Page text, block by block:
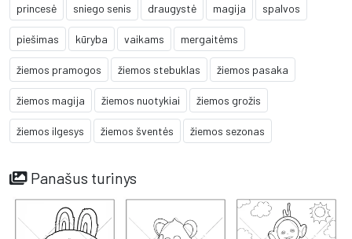
princesė sniego senis draugystė magija spalvos
piešimas kūryba vaikams mergaitėms
žiemos pramogos žiemos stebuklas žiemos pasaka
žiemos magija žiemos nuotykiai žiemos grožis
žiemos ilgesys žiemos šventės žiemos sezonas
Panašus turinys